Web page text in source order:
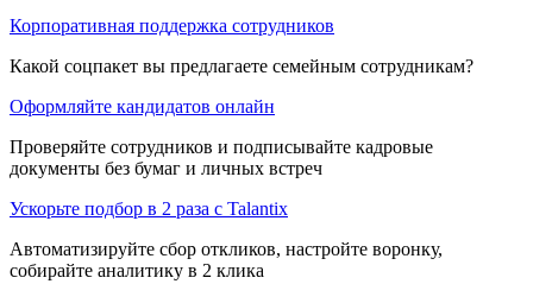
Корпоративная поддержка сотрудников
Какой соцпакет вы предлагаете семейным сотрудникам?
Оформляйте кандидатов онлайн
Проверяйте сотрудников и подписывайте кадровые
документы без бумаг и личных встреч
Ускорьте подбор в 2 раза с Talantix
Автоматизируйте сбор откликов, настройте воронку,
собирайте аналитику в 2 клика